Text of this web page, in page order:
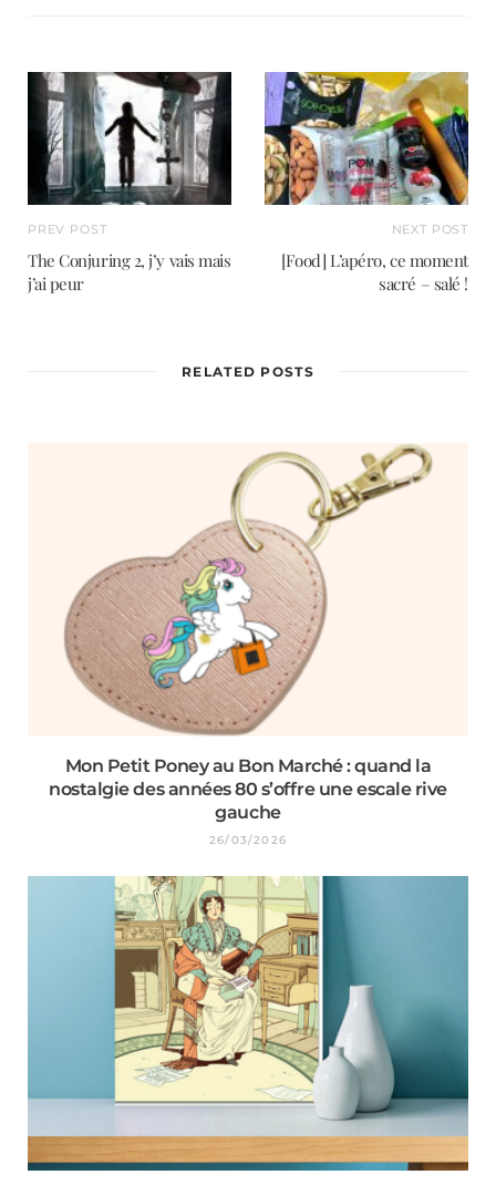
PREV POST
The Conjuring 2, j’y vais mais
j’ai peur
NEXT POST
[Food] L’apéro, ce moment
sacré – salé !
RELATED POSTS
Mon Petit Poney au Bon Marché : quand la
nostalgie des années 80 s’offre une escale rive
gauche
26/03/2026